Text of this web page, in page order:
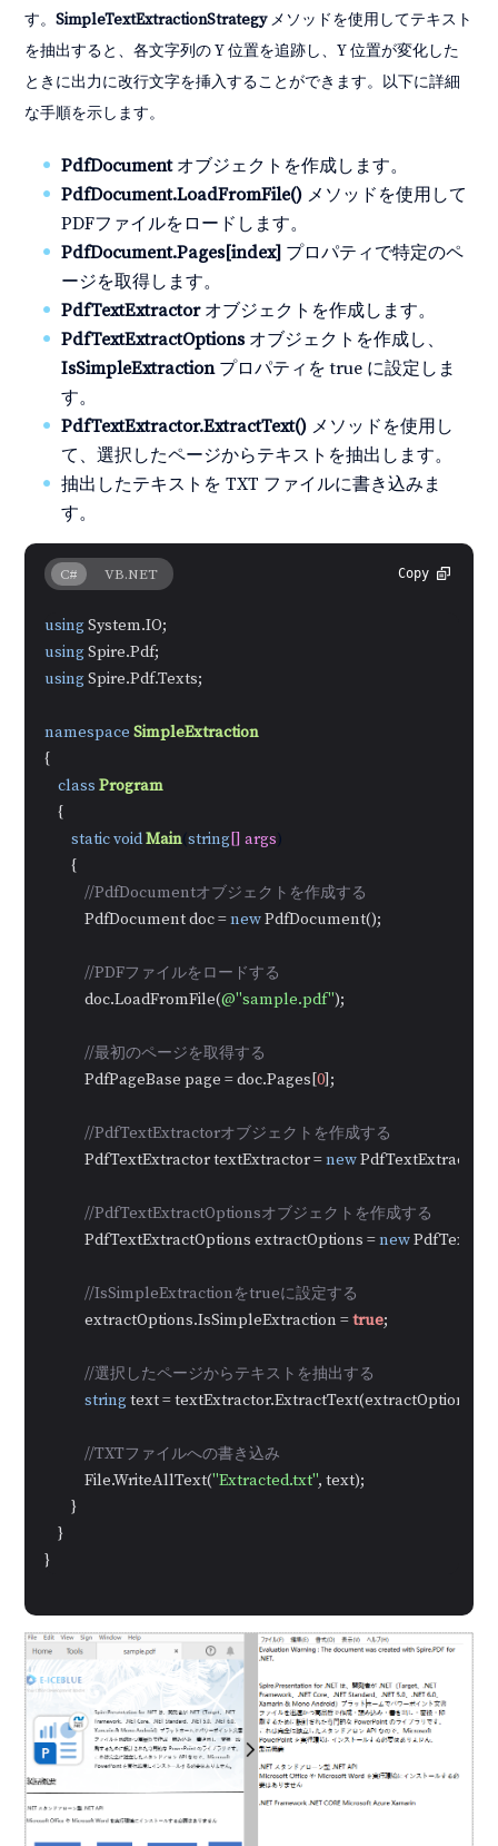
す。SimpleTextExtractionStrategyメソッドを使用してテキスト
を抽出すると、各文字列の Y 位置を追跡し、Y 位置が変化した
ときに出力に改行文字を挿入することができます。以下に詳細
な手順を示します。
PdfDocumentオブジェクトを作成します。
PdfDocument.LoadFromFile() メソッドを使用して
PDFファイルをロードします。
PdfDocument.Pages[index] プロパティで特定のペ
ージを取得します。
PdfTextExtractorオブジェクトを作成します。
PdfTextExtractOptionsオブジェクトを作成し、
IsSimpleExtractionプロパティを true に設定しま
す。
PdfTextExtractor.ExtractText() メソッドを使用し
て、選択したページからテキストを抽出します。
抽出したテキストを TXT ファイルに書き込みま
す。
C# VB.NET Copy
using
using
using Spire.Pdf.Texts;
namespace SimpleExtraction
{
class Program
    {
staticvoidMain(string[] args)
        {
//PdfDocumentオブジェクトを作成する
            PdfDocument doc =
new PdfDocument();
//PDFファイルをロードする
            doc.LoadFromFile(
@"sample.pdf");
//最初のページを取得する
            PdfPageBase page = doc.Pages[
0];
//PdfTextExtractorオブジェクトを作成する
            PdfTextExtractor textExtractor =
new
//PdfTextExtractOptionsオブジェクトを作成する
            PdfTextExtractOptions extractOptions =
new
//IsSimpleExtractionをtrueに設定する
            extractOptions.IsSimpleExtraction =
true;
//選択したページからテキストを抽出する
string text = textExtractor.ExtractText(extractOptions);
//TXTファイルへの書き込み
            File.WriteAllText(
"Extracted.txt", text);
        }
    }
}